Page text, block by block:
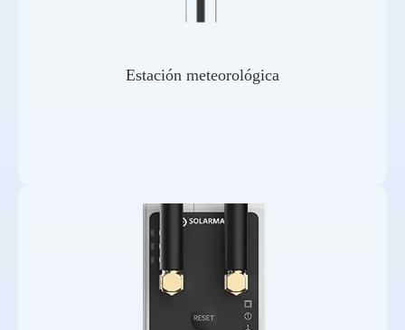
Estación meteorológica